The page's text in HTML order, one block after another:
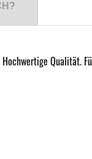
Qualität.